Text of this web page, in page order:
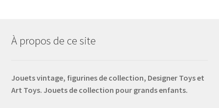
À propos de ce site
Jouets vintage, figurines de collection, Designer Toys et
Art Toys. Jouets de collection pour grands enfants.